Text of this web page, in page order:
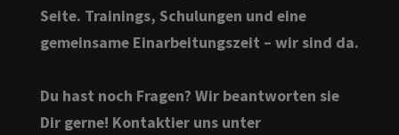
Seite. Trainings, Schulungen und eine
gemeinsame Einarbeitungszeit – wir sind da.
Du hast noch Fragen? Wir beantworten sie
Dir gerne! Kontaktier uns unter